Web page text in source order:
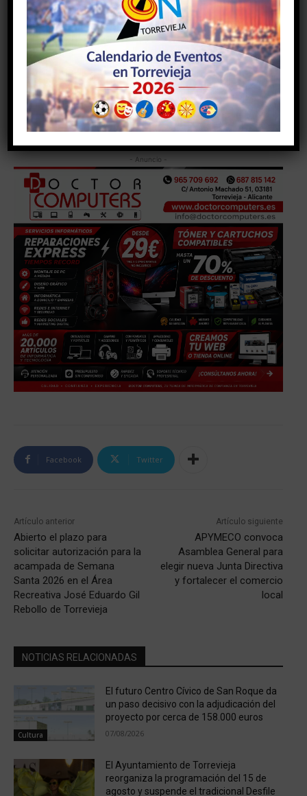
calendario cristiano.
El Carnaval representa la celebración previa al
recogimiento. La Semana Santa simboliza el momento
culminante de la tradición cristiana. Juntas forman
parte de un mismo ciclo que combina cultura, historia y
tradición.
- Anuncio -
Facebook Twitter
Artículo anterior
Abierto el plazo para
solicitar autorización para la
acampada de Semana
Santa 2026 en el Área
Recreativa José Eduardo Gil
Rebollo de Torrevieja
Artículo siguiente
APYMECO convoca
Asamblea General para
elegir nueva Junta Directiva
y fortalecer el comercio
local
NOTICIAS RELACIONADAS
Cultura
El futuro Centro Cívico de San Roque da
un paso decisivo con la adjudicación del
proyecto por cerca de 158.000 euros
07/08/2026
El Ayuntamiento de Torrevieja
reorganiza la programación del 15 de
agosto y suspende el tradicional Desfile